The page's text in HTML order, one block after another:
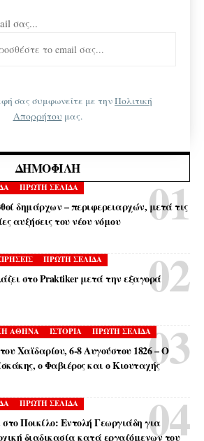
σας...
σας συμφωνείτε με τηνΠολιτική
Απορρήτου μας.
ΔΗΜΟΦΙΛΉ
ΠΡΩΤΗ ΣΕΛΙΔΑ
δημάρχων – περιφερειαρχών, μετά τις
αυξήσεις του νέου νόμου
ΠΡΩΤΗ ΣΕΛΙΔΑ
στο Praktiker μετά την εξαγορά
ΑΘΗΝΑ ΙΣΤΟΡΙΑ ΠΡΩΤΗ ΣΕΛΙΔΑ
Χαϊδαρίου, 6-8 Αυγούστου 1826 – Ο
ο Φαβιέρος και ο Κιουταχής
ΠΡΩΤΗ ΣΕΛΙΔΑ
Ποικίλο: Εντολή Γεωργιάδη για
διαδικασία κατά εργαζόμενων του